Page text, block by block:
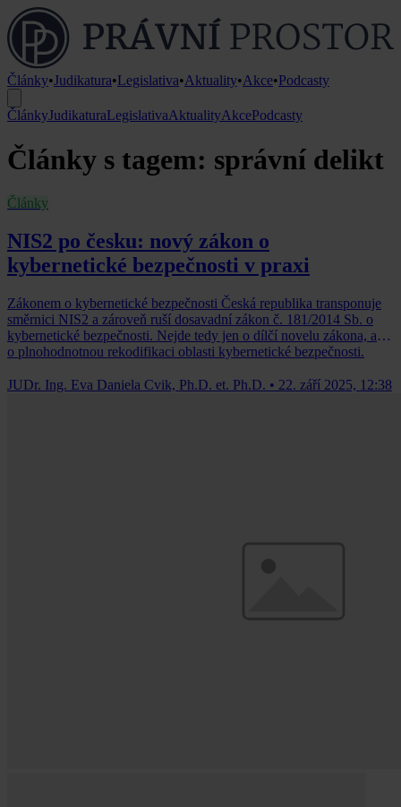
Články•Judikatura•Legislativa•Aktuality•Akce•Podcasty
ČlánkyJudikaturaLegislativaAktualityAkcePodcasty
Články s tagem: správní delikt
Články
NIS2 po česku: nový zákon o
kybernetické bezpečnosti v praxi
Zákonem o kybernetické bezpečnosti Česká republika transponuje
směrnici NIS2 a zároveň ruší dosavadní zákon č. 181/2014 Sb. o
kybernetické bezpečnosti. Nejde tedy jen o dílčí novelu zákona, ale
o plnohodnotnou rekodifikaci oblasti kybernetické bezpečnosti.
JUDr. Ing. Eva Daniela Cvik, Ph.D. et. Ph.D. • 22. září 2025, 12:38